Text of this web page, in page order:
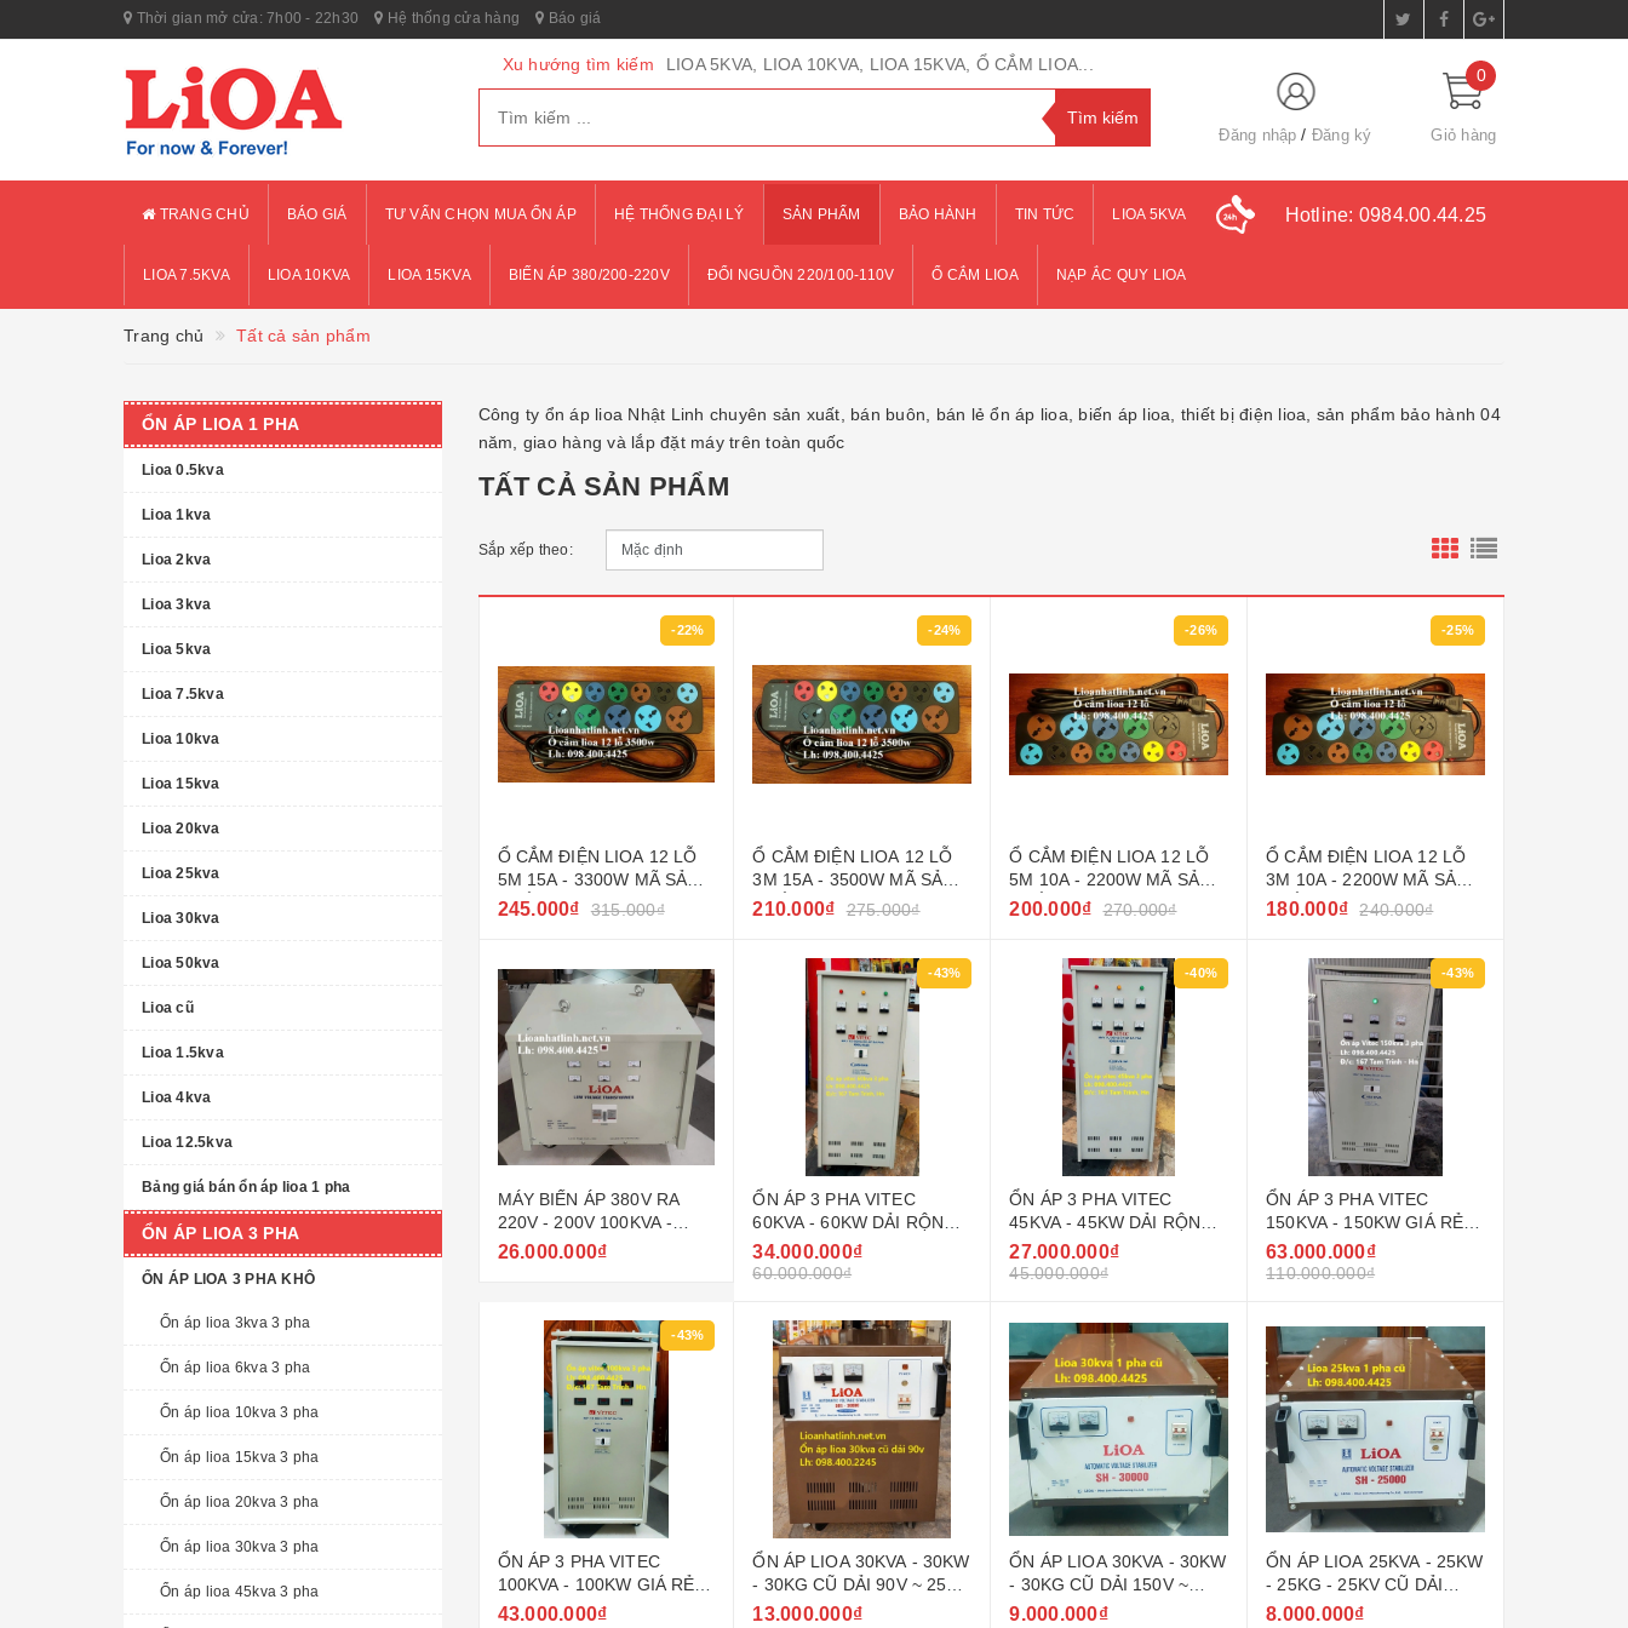
Thời gian mở cửa: 7h00 - 22h30 Hệ thống cửa hàng Báo giá
Xu hướng tìm kiếm LIOA 5KVA, LIOA 10KVA, LIOA 15KVA, Ổ CẮM LIOA...
Đăng nhập Đăng ký
0
Giỏ hàng
TRANG CHỦ BÁO GIÁ TƯ VẤN CHỌN MUA ỔN ÁP HỆ THỐNG ĐẠI LÝ SẢN PHẨM BẢO HÀNH TIN TỨC LIOA 5KVA
LIOA 7.5KVA LIOA 10KVA LIOA 15KVA BIẾN ÁP 380/200-220V ĐỔI NGUỒN 220/100-110V Ổ CẮM LIOA NẠP ẮC QUY LIOA
Hotline: 0984.00.44.25
Trang chủ Tất cả sản phẩm
Công ty ổn áp lioa Nhật Linh chuyên sản xuất, bán buôn, bán lẻ ổn áp lioa, biến áp lioa, thiết bị điện lioa, sản phẩm bảo hành 04
năm, giao hàng và lắp đặt máy trên toàn quốc
TẤT CẢ SẢN PHẨM
Sắp xếp theo:
-22%
Ổ CẮM ĐIỆN LIOA 12 LỖ
5M 15A - 3300W MÃ SẢN
PHẨM 5D7SN15A5.2
245.000₫ 315.000₫
-24%
Ổ CẮM ĐIỆN LIOA 12 LỖ
3M 15A - 3500W MÃ SẢN
PHẨM 5D7SN15A3.2
210.000₫ 275.000₫
-26%
Ổ CẮM ĐIỆN LIOA 12 LỖ
5M 10A - 2200W MÃ SẢN
PHẨM 5D7SN5.2
200.000₫ 270.000₫
-25%
Ổ CẮM ĐIỆN LIOA 12 LỖ
3M 10A - 2200W MÃ SẢN
PHẨM 5D7SN3.2
180.000₫ 240.000₫
MÁY BIẾN ÁP 380V RA
220V - 200V 100KVA -
100KW LIOA
26.000.000₫
-43%
ỔN ÁP 3 PHA VITEC
60KVA - 60KW DẢI RỘNG
160V - 430V ( 90V - 250V )
GIÁ RẺ
34.000.000₫
60.000.000₫
-40%
ỔN ÁP 3 PHA VITEC
45KVA - 45KW DẢI RỘNG
160V - 430V ( 90V - 250V )
GIÁ RẺ
27.000.000₫
45.000.000₫
-43%
ỔN ÁP 3 PHA VITEC
150KVA - 150KW GIÁ RẺ
NHẤT THỊ TRƯỜNG
63.000.000₫
110.000.000₫
-43%
ỔN ÁP 3 PHA VITEC
100KVA - 100KW GIÁ RẺ
NHẤT THỊ TRƯỜNG
43.000.000₫
ỔN ÁP LIOA 30KVA - 30KW
- 30KG CŨ DẢI 90V ~ 250V
MODEL DRI - 30000
13.000.000₫
ỔN ÁP LIOA 30KVA - 30KW
- 30KG CŨ DẢI 150V ~
250V MODEL SH - 30000
9.000.000₫
ỔN ÁP LIOA 25KVA - 25KW
- 25KG - 25KV CŨ DẢI
150V ~ 250V MODEL SH -
8.000.000₫
ỔN ÁP LIOA 1 PHA
Lioa 0.5kva
Lioa 1kva
Lioa 2kva
Lioa 3kva
Lioa 5kva
Lioa 7.5kva
Lioa 10kva
Lioa 15kva
Lioa 20kva
Lioa 25kva
Lioa 30kva
Lioa 50kva
Lioa cũ
Lioa 1.5kva
Lioa 4kva
Lioa 12.5kva
Bảng giá bán ổn áp lioa 1 pha
ỔN ÁP LIOA 3 PHA
ỔN ÁP LIOA 3 PHA KHÔ
Ổn áp lioa 3kva 3 pha
Ổn áp lioa 6kva 3 pha
Ổn áp lioa 10kva 3 pha
Ổn áp lioa 15kva 3 pha
Ổn áp lioa 20kva 3 pha
Ổn áp lioa 30kva 3 pha
Ổn áp lioa 45kva 3 pha